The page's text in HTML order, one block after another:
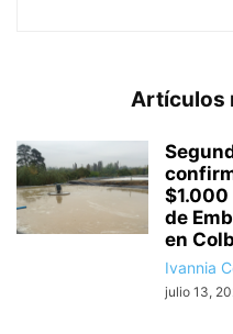
Artículos
$1.000
de
en
Ivannia
julio 13,